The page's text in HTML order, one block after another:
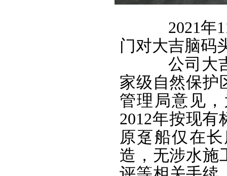
2021年
门对大吉脑码
公司大
家级自然保护
管理局意见
2012年按现有
原趸船仅在
造，无涉水施